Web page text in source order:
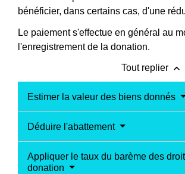
bénéficier, dans certains cas, d'une
Le paiement s'effectue en général au
l'enregistrement de la donation.
Tout replier keyboard_arrow_up
Estimer la valeur des biens donnés
Déduire l'abattement
Appliquer le taux du barème des
donation